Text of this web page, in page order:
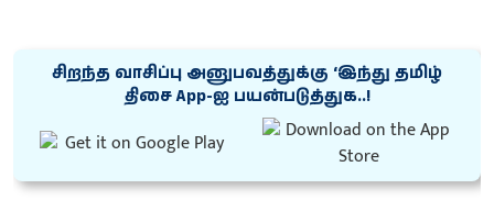
சிறந்த வாசிப்பு அனுபவத்துக்கு ‘இந்து தமிழ்
திசை App-ஐ பயன்படுத்துக..!